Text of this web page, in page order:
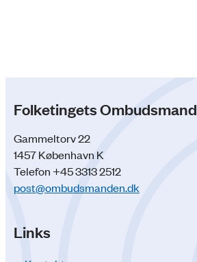
Folketingets Ombudsmand
Gammeltorv 22
1457 København K
Telefon +45 3313 2512
post@ombudsmanden.dk
Links